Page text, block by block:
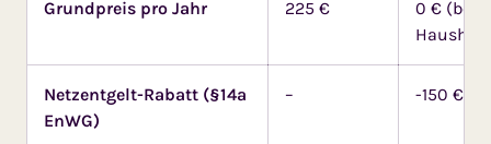
Grundpreis pro Jahr 225 €
0 €
Netzentgelt-Rabatt (§14a
EnWG)
– -150 €